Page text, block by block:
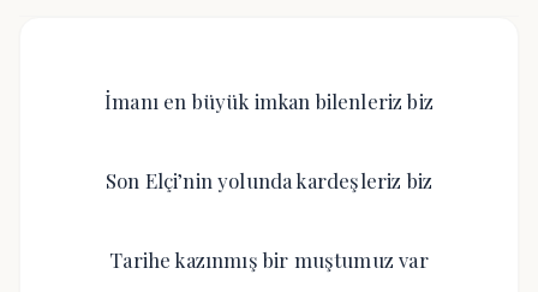
İmanı en büyük imkan bilenleriz biz
Son Elçi’nin yolunda kardeşleriz biz
Tarihe kazınmış bir muştumuz var